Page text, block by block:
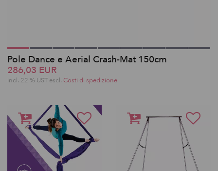
Pole Dance e Aerial Crash-Mat 150cm
286,03 EUR
incl. 22 % UST escl. Costi di spedizione